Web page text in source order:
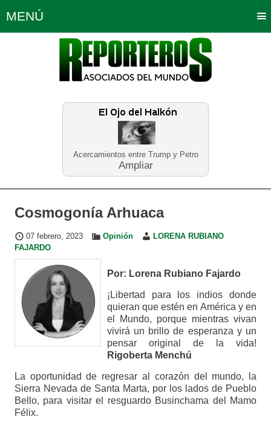
Acercamientos entre Trump y Petro
Ampliar
MENÚ
Política Opinión Bogotá
Planeta Tierra Deportes
Educación Neira
Cosmogonía Arhuaca
07 febrero, 2023 Opinión
LORENA RUBIANO
FAJARDO
Por: Lorena Rubiano Fajardo
¡Libertad para los indios donde
quieran que estén en América y en
el Mundo, porque mientras vivan
vivirá un brillo de esperanza y un
pensar original de la vida!
Rigoberta Menchú
La oportunidad de regresar al corazón del mundo, la
Sierra Nevada de Santa Marta, por los lados de Pueblo
Bello, para visitar el resguardo Businchama del Mamo
Félix.